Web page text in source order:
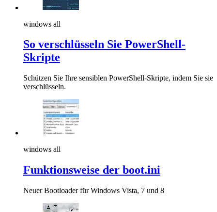
windows all
So verschlüsseln Sie PowerShell-
Skripte
Schützen Sie Ihre sensiblen PowerShell-Skripte, indem Sie sie
verschlüsseln.
windows all
Funktionsweise der boot.ini
Neuer Bootloader für Windows Vista, 7 und 8